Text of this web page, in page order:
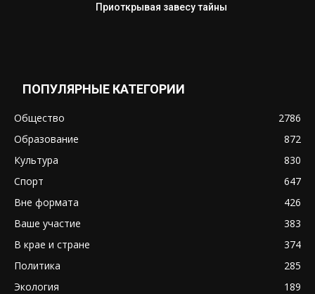
Приоткрывая завесу тайны
ПОПУЛЯРНЫЕ КАТЕГОРИИ
Общество
2786
Образование
872
Культура
830
Спорт
647
Вне формата
426
Ваше участие
383
В крае и стране
374
Политика
285
Экология
189